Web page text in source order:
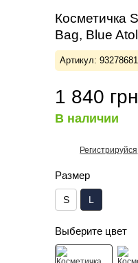
Косметичка
Bag, Blue
Артикул:
1 840 грн
В наличии
Регистрируйся
Размер
S L
Выберите цвет